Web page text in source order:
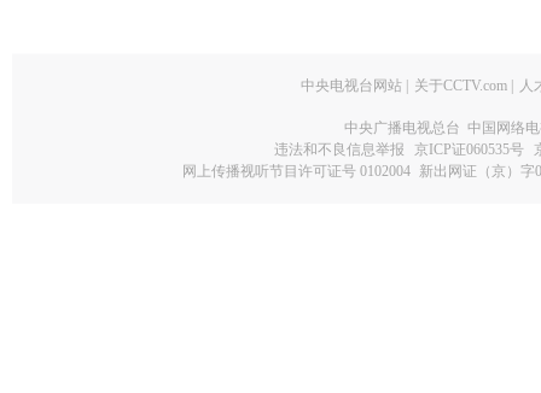
中央电视台网站 关于CCTV.com 人
中央广播电视总台 中国网络
违法和不良信息举报
京ICP证060535号
网上传播视听节目许可证号 0102004 新出网证（京）